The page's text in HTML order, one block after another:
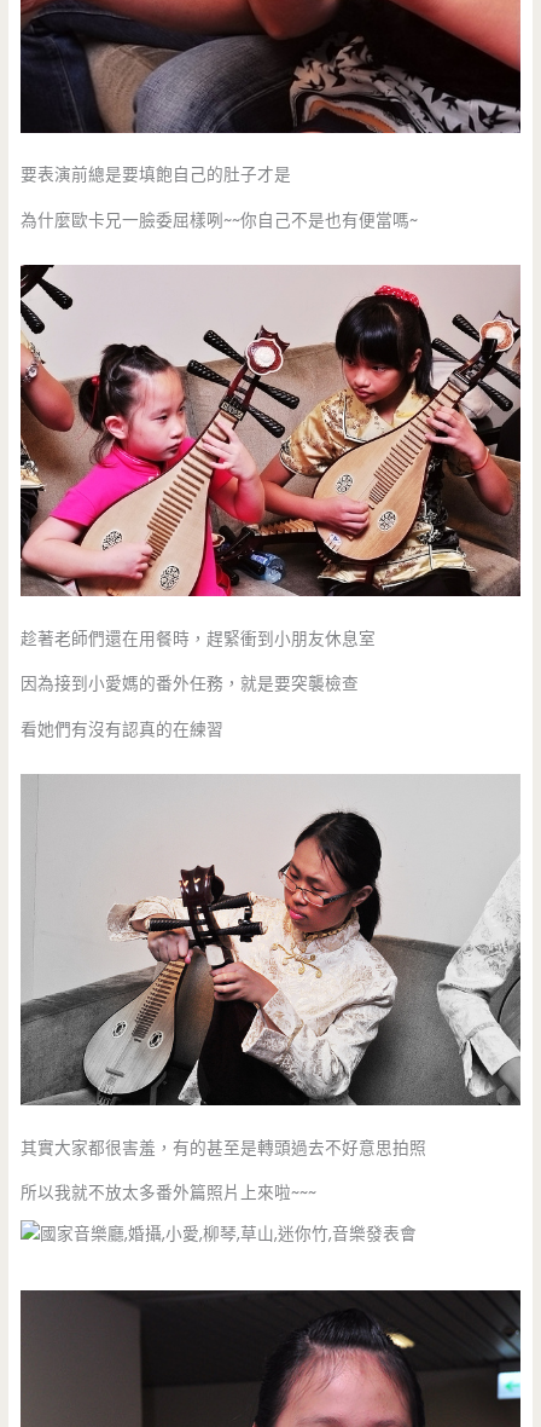
要表演前總是要填飽自己的肚子才是
為什麼歐卡兄一臉委屈樣咧~~你自己不是也有便當嗎~
趁著老師們還在用餐時，趕緊衝到小朋友休息室
因為接到小愛媽的番外任務，就是要突襲檢查
看她們有沒有認真的在練習
其實大家都很害羞，有的甚至是轉頭過去不好意思拍照
所以我就不放太多番外篇照片上來啦~~~